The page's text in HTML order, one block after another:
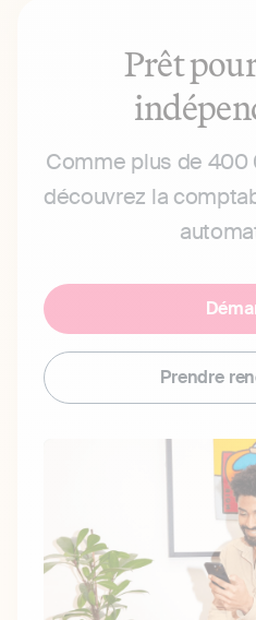
Prêt
Comme plus de
découvrez la
Prendre